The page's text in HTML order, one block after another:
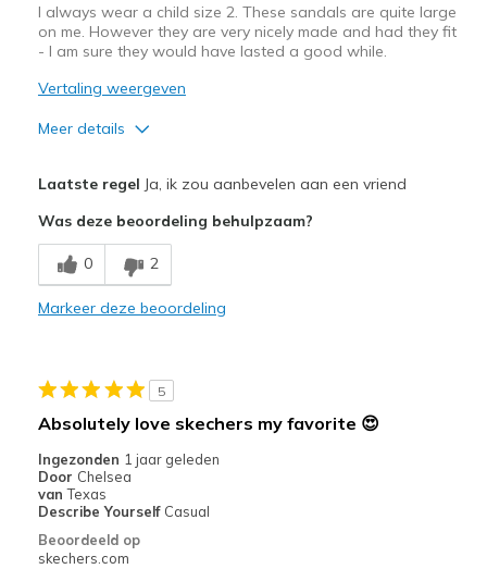
I always wear a child size 2. These sandals are quite large
on me. However they are very nicely made and had they fit
- I am sure they would have lasted a good while.
Vertaling weergeven
Meer details
Comfortable
Stylish
Feels full size too big
View On Shoes
Shoes are for Wearing
Laatste regel Ja, ik zou aanbevelen aan een vriend
Was deze beoordeling behulpzaam?
0 2
Markeer deze beoordeling
5
Absolutely love skechers my favorite 😍
Ingezonden 1 jaar geleden
Door Chelsea
van Texas
Describe Yourself Casual
Beoordeeld op
skechers.com